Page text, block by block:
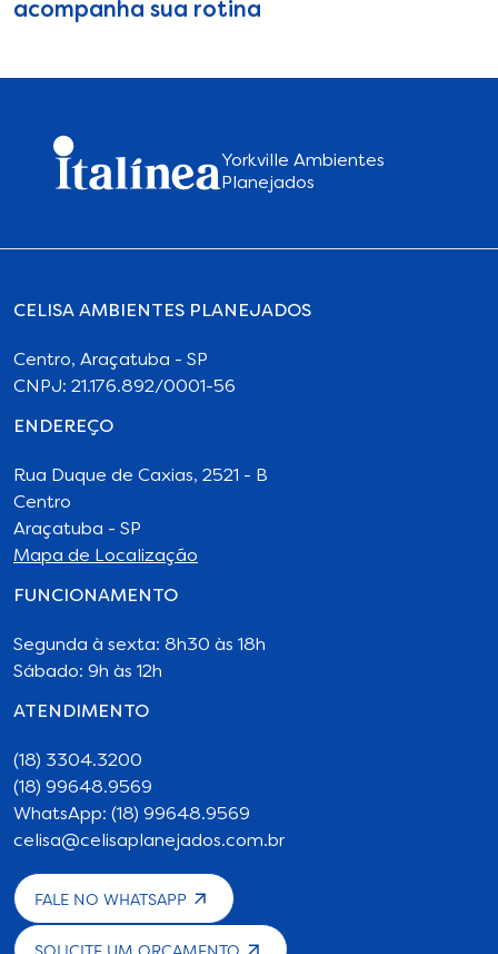
acompanha sua rotina
Yorkville Ambientes
Planejados
CELISA AMBIENTES PLANEJADOS
Centro, Araçatuba - SP
CNPJ: 21.176.892/0001-56
ENDEREÇO
Rua Duque de Caxias, 2521 - B
Centro
Araçatuba - SP
Mapa de Localização
FUNCIONAMENTO
Segunda à sexta: 8h30 às 18h
Sábado: 9h às 12h
ATENDIMENTO
(18) 3304.3200
(18) 99648.9569
WhatsApp: (18) 99648.9569
celisa@celisaplanejados.com.br
FALE NO WHATSAPP